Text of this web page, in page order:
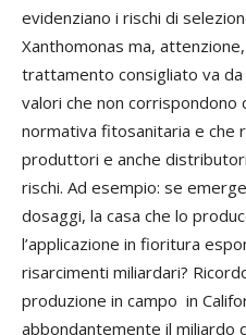
evidenziano i rischi di
Xanthomonas ma,
trattamento consigliato va da
valori che non corrispondono
normativa fitosanitaria e che
produttori e anche
rischi. Ad esempio: se
dosaggi, la casa che lo
l’applicazione in fioritura
risarcimenti miliardari?
produzione in campo in
abbondantemente il miliardo